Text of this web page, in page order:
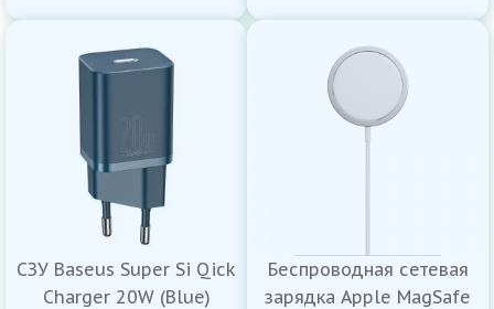
СЗУ Baseus Super Si Qick
Charger 20W (Blue)
Беспроводная сетевая
зарядка Apple MagSafe